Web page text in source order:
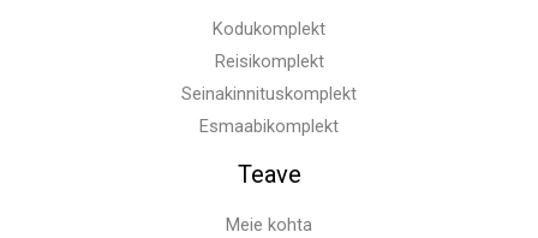
Kodukomplekt
Reisikomplekt
Seinakinnituskomplekt
Esmaabikomplekt
Teave
Meie kohta